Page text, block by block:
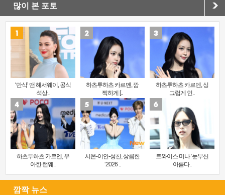
많이 본 포토
‘만삭’ 앤 해서웨이, 공식
석상..
하츠투하츠 카르멘, 깜
찍하게 [..
하츠투하츠 카르멘, 싱
그럽게 인..
하츠투하츠 카르멘, 우
아한 런웨..
시온-이안-성찬, 상큼한
‘2026 ..
트와이스 미나 ‘눈부신
아름다..
깜짝 뉴스